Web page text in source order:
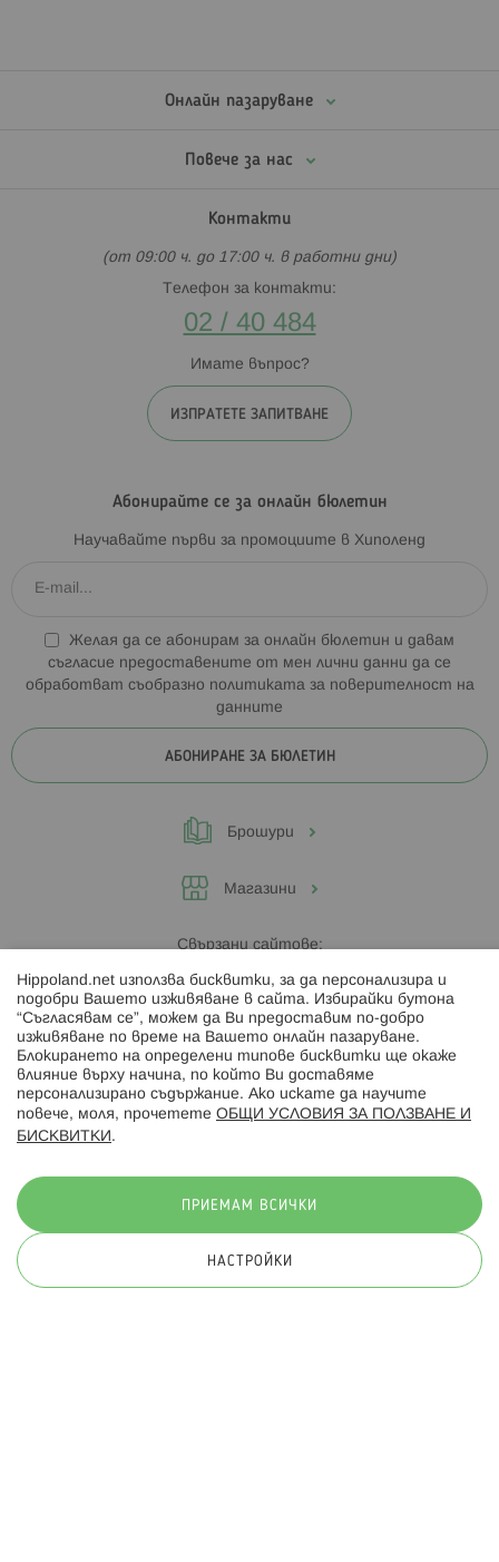
Онлайн пазаруване
Повече за нас
Контакти
(от 09:00 ч. до 17:00 ч. в работни дни)
Телефон за контакти:
02 / 40 484
Имате въпрос?
ИЗПРАТЕТЕ ЗАПИТВАНЕ
Абонирайте се за онлайн бюлетин
Научавайте първи за промоциите в Хиполенд
Желая да се абонирам за онлайн бюлетин и давам
съгласие предоставените от мен лични данни да се
обработват съобразно политиката за поверителност на
данните
АБОНИРАНЕ ЗА БЮЛЕТИН
Брошури
Магазини
Свързани сайтове:
Hippoland.ro
Последвайте ни:
© 2026 Hippoland.net. Всички права запазени
Hippoland.net използва бисквитки, за да персонализира и
подобри Вашето изживяване в сайта. Избирайки бутона
“Съгласявам се”, можем да Ви предоставим по-добро
изживяване по време на Вашето онлайн пазаруване.
Блокирането на определени типове бисквитки ще окаже
влияние върху начина, по който Ви доставяме
персонализирано съдържание. Ако искате да научите
повече, моля, прочетете ОБЩИ УСЛОВИЯ ЗА ПОЛЗВАНЕ И
БИСКВИТКИ .
ПРИЕМАМ ВСИЧКИ
НАСТРОЙКИ